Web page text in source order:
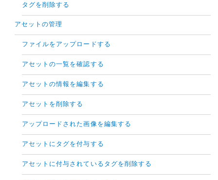
タグを削除する
アセットの管理
ファイルをアップロードする
アセットの一覧を確認する
アセットの情報を編集する
アセットを削除する
アップロードされた画像を編集する
アセットにタグを付与する
アセットに付与されているタグを削除する